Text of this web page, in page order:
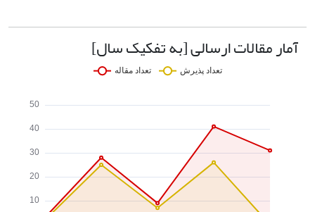
آمار مقالات ارسالی [به تفکیک سال]